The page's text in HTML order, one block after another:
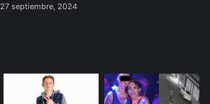
27 septiembre, 2024